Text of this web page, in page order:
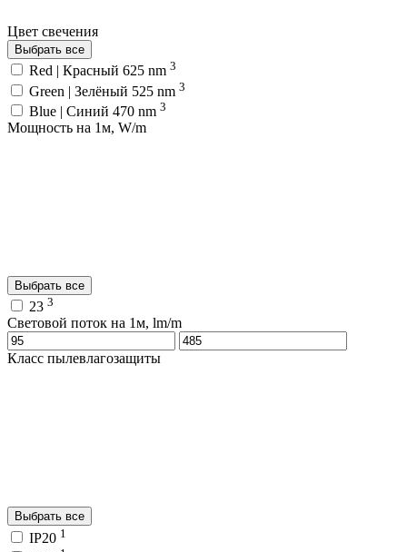
Цвет свечения
Выбрать все
Red | Красный 625 nm 3
Green | Зелёный 525 nm 3
Blue | Синий 470 nm 3
Мощность на 1м, W/m
Выбрать все
23 3
Световой поток на 1м, lm/m
Класс пылевлагозащиты
Выбрать все
IP20 1